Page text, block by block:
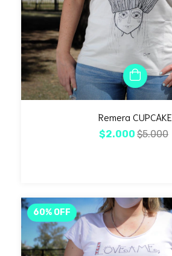
Remera CUPCAKE
$2.000 $5.000
60% OFF